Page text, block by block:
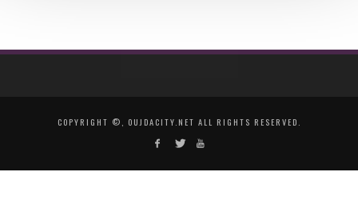
COPYRIGHT ©, OUJDACITY.NET ALL RIGHTS RESERVED.